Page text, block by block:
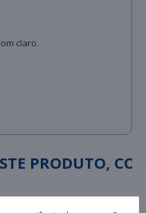
claro.
PRODUTO,